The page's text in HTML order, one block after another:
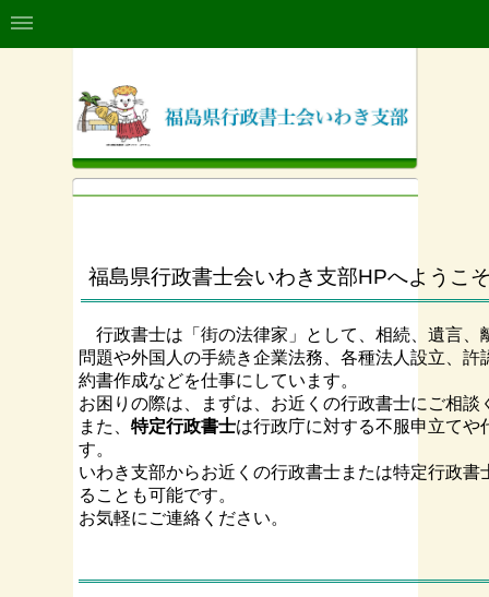
福島県行政書士会いわき支部HPへようこ
行政書士は「街の法律家」として、相続、遺言、
問題や外国人の手続き企業法務、各種法人設立、許
約書作成などを仕事にしています。
お困りの際は、まずは、お近くの行政書士にご相談
また、 特定行政書士は行政庁に対する不服申立てや
す。
いわき支部からお近くの行政書士または特定行政書
るこ とも可能です。
お気軽にご連絡ください。